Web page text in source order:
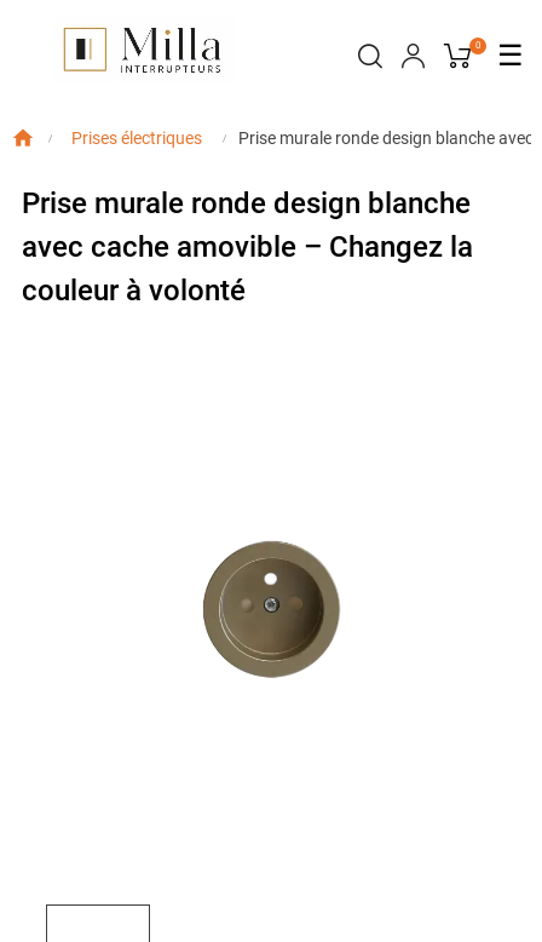
☰
0
Prises électriques Prise murale ronde design blanche
Prise murale ronde design blanche
avec cache amovible – Changez la
couleur à volonté